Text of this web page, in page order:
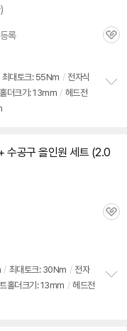
록
관
최대토크: 55Nm / 전자식
더크기: 13mm / 헤드전
수공구 올인원 세트 (2.0
관
/ 최대토크: 30Nm / 전자
홀더크기: 13mm / 헤드전